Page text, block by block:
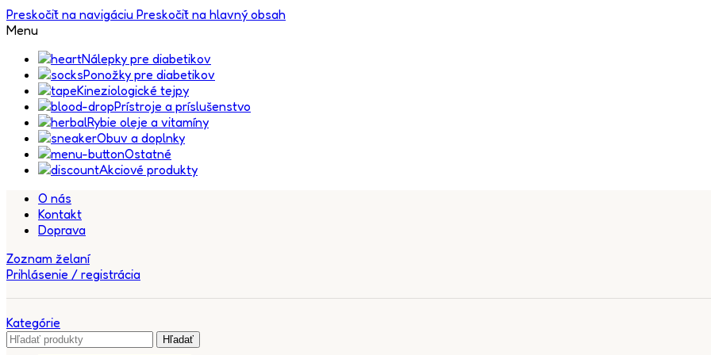
Preskočiť na navigáciu Preskočiť na hlavný obsah
Menu
Nálepky pre diabetikov
Ponožky pre diabetikov
Kineziologické tejpy
Prístroje a príslušenstvo
Rybie oleje a vitamíny
Obuv a doplnky
Ostatné
Akciové produkty
O nás
Kontakt
Doprava
Zoznam želaní
Prihlásenie / registrácia
Kategórie
Hľadať